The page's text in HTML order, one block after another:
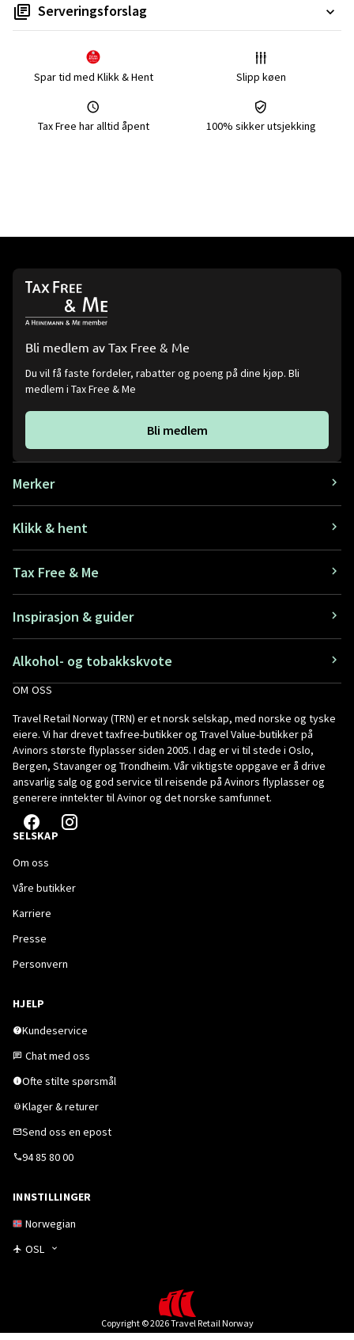
Serveringsforslag
Spar tid med Klikk & Hent Slipp køen
Tax Free har alltid åpent 100% sikker utsjekking
Bli medlem av Tax Free & Me
Du vil få faste fordeler, rabatter og poeng på dine kjøp. Bli
medlem i Tax Free & Me
Bli medlem
Merker
Klikk & hent
Tax Free & Me
Inspirasjon & guider
Alkohol- og tobakkskvote
OM OSS
Travel Retail Norway (TRN) er et norsk selskap, med norske og tyske
eiere. Vi har drevet taxfree-butikker og Travel Value-butikker på
Avinors største flyplasser siden 2005. I dag er vi til stede i Oslo,
Bergen, Stavanger og Trondheim. Vår viktigste oppgave er å drive
ansvarlig salg og god service til reisende på Avinors flyplasser og
generere inntekter til Avinor og det norske samfunnet.
SELSKAP
Om oss
Våre butikker
Karriere
Presse
Personvern
HJELP
Kundeservice
Chat med oss
Ofte stilte spørsmål
Klager & returer
Send oss en epost
94 85 80 00
INNSTILLINGER
Norwegian
OSL
Copyright © 2026 Travel Retail Norway